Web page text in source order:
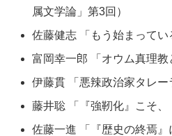
属文学論」第3回）
佐藤健志 「もう始まってい
富岡幸一郎 「オウム真理
伊藤貫 「悪辣政治家タレー
藤井聡 「『強靭化』こそ、
佐藤一進 「『歴史の終焉』